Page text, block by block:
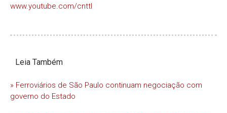
www.youtube.com/cnttl
Leia Também
» Ferroviários de São Paulo continuam negociação com
governo do Estado